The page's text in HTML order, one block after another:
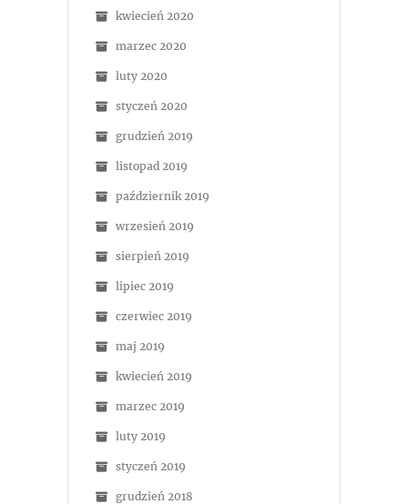
kwiecień 2020
marzec 2020
luty 2020
styczeń 2020
grudzień 2019
listopad 2019
październik 2019
wrzesień 2019
sierpień 2019
lipiec 2019
czerwiec 2019
maj 2019
kwiecień 2019
marzec 2019
luty 2019
styczeń 2019
grudzień 2018